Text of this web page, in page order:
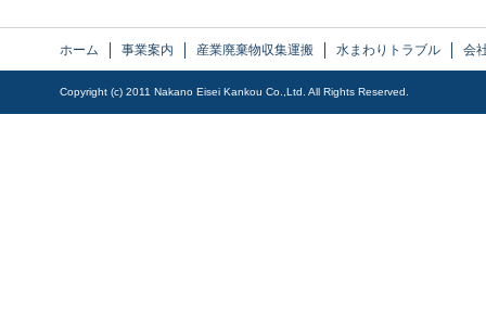
ホーム 事業案内 産業廃棄物収集運搬 水まわりトラブル 会
Copyright (c) 2011 Nakano Eisei Kankou Co.,Ltd. All Rights Reserved.